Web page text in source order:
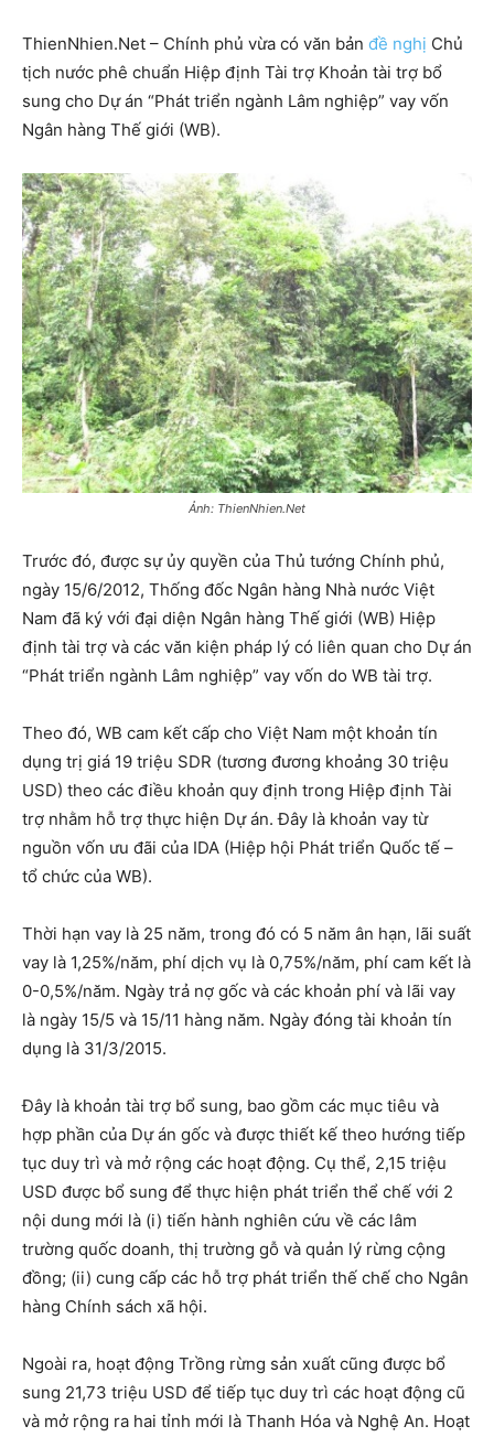
ThienNhien.Net – Chính phủ vừa có văn bản đề nghị Chủ
tịch nước phê chuẩn Hiệp định Tài trợ Khoản tài trợ bổ
sung cho Dự án “Phát triển ngành Lâm nghiệp” vay vốn
Ngân hàng Thế giới (WB).
Ảnh: ThienNhien.Net
Trước đó, được sự ủy quyền của Thủ tướng Chính phủ,
ngày 15/6/2012, Thống đốc Ngân hàng Nhà nước Việt
Nam đã ký với đại diện Ngân hàng Thế giới (WB) Hiệp
định tài trợ và các văn kiện pháp lý có liên quan cho Dự án
“Phát triển ngành Lâm nghiệp” vay vốn do WB tài trợ.
Theo đó, WB cam kết cấp cho Việt Nam một khoản tín
dụng trị giá 19 triệu SDR (tương đương khoảng 30 triệu
USD) theo các điều khoản quy định trong Hiệp định Tài
trợ nhằm hỗ trợ thực hiện Dự án. Đây là khoản vay từ
nguồn vốn ưu đãi của IDA (Hiệp hội Phát triển Quốc tế –
tổ chức của WB).
Thời hạn vay là 25 năm, trong đó có 5 năm ân hạn, lãi suất
vay là 1,25%/năm, phí dịch vụ là 0,75%/năm, phí cam kết là
0-0,5%/năm. Ngày trả nợ gốc và các khoản phí và lãi vay
là ngày 15/5 và 15/11 hàng năm. Ngày đóng tài khoản tín
dụng là 31/3/2015.
Đây là khoản tài trợ bổ sung, bao gồm các mục tiêu và
hợp phần của Dự án gốc và được thiết kế theo hướng tiếp
tục duy trì và mở rộng các hoạt động. Cụ thể, 2,15 triệu
USD được bổ sung để thực hiện phát triển thể chế với 2
nội dung mới là (i) tiến hành nghiên cứu về các lâm
trường quốc doanh, thị trường gỗ và quản lý rừng cộng
đồng; (ii) cung cấp các hỗ trợ phát triển thế chế cho Ngân
hàng Chính sách xã hội.
Ngoài ra, hoạt động Trồng rừng sản xuất cũng được bổ
sung 21,73 triệu USD để tiếp tục duy trì các hoạt động cũ
và mở rộng ra hai tỉnh mới là Thanh Hóa và Nghệ An. Hoạt